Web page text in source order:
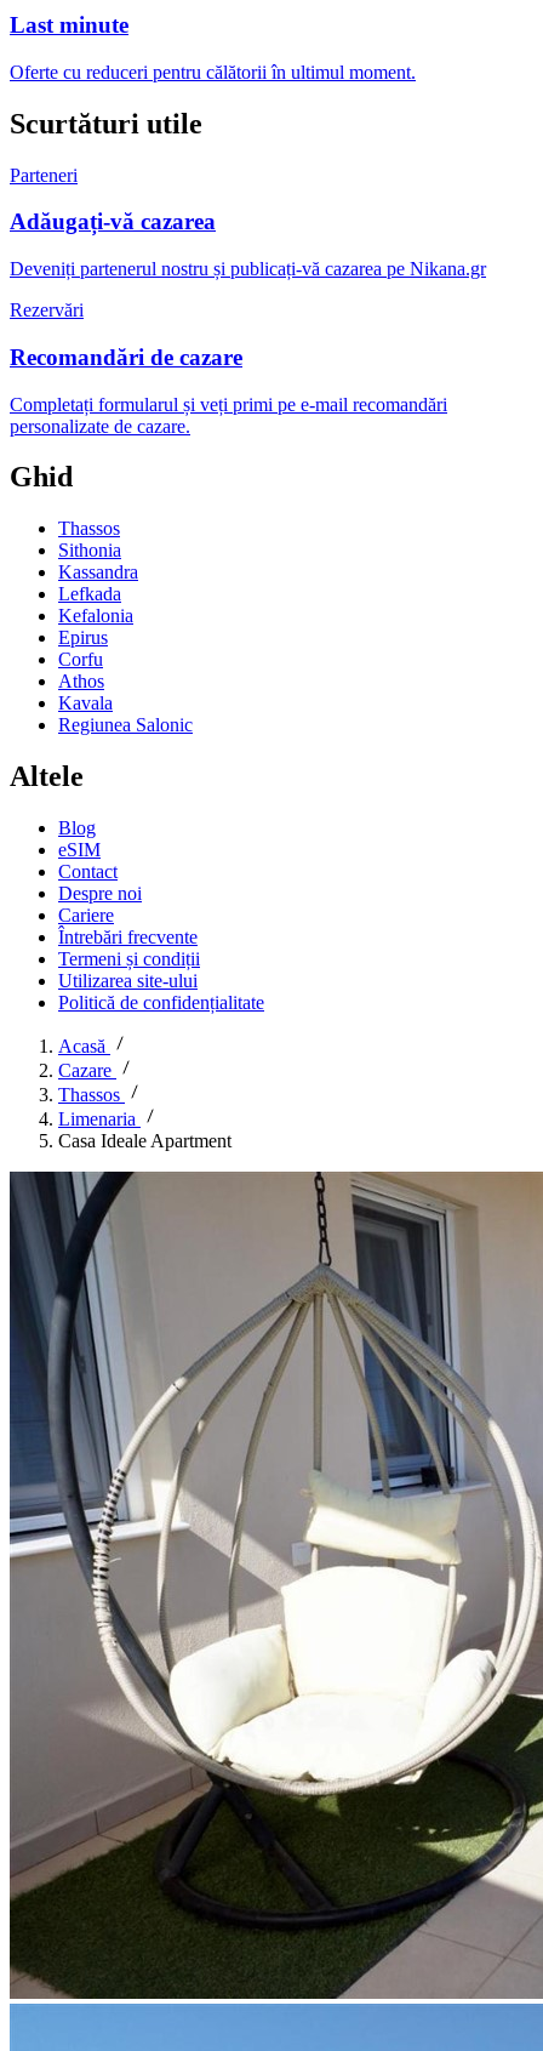
Last minute
Oferte cu reduceri pentru călătorii în ultimul moment.
Scurtături utile
Parteneri
Adăugați-vă cazarea
Deveniți partenerul nostru și publicați-vă cazarea pe Nikana.gr
Rezervări
Recomandări de cazare
Completați formularul și veți primi pe e-mail recomandări
personalizate de cazare.
Ghid
Thassos
Sithonia
Kassandra
Lefkada
Kefalonia
Epirus
Corfu
Athos
Kavala
Regiunea Salonic
Altele
Blog
eSIM
Contact
Despre noi
Cariere
Întrebări frecvente
Termeni și condiții
Utilizarea site-ului
Politică de confidențialitate
Acasă
Cazare
Thassos
Limenaria
Casa Ideale Apartment